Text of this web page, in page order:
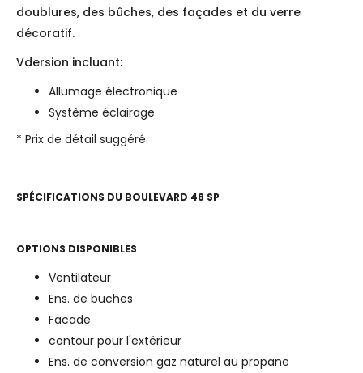
doublures, des bûches, des façades et du verre
décoratif.
Vdersion incluant:
Allumage électronique
Système éclairage
* Prix de détail suggéré.
SPÉCIFICATIONS DU BOULEVARD 48 SP
OPTIONS DISPONIBLES
Ventilateur
Ens. de buches
Facade
contour pour l'extérieur
Ens. de conversion gaz naturel au propane